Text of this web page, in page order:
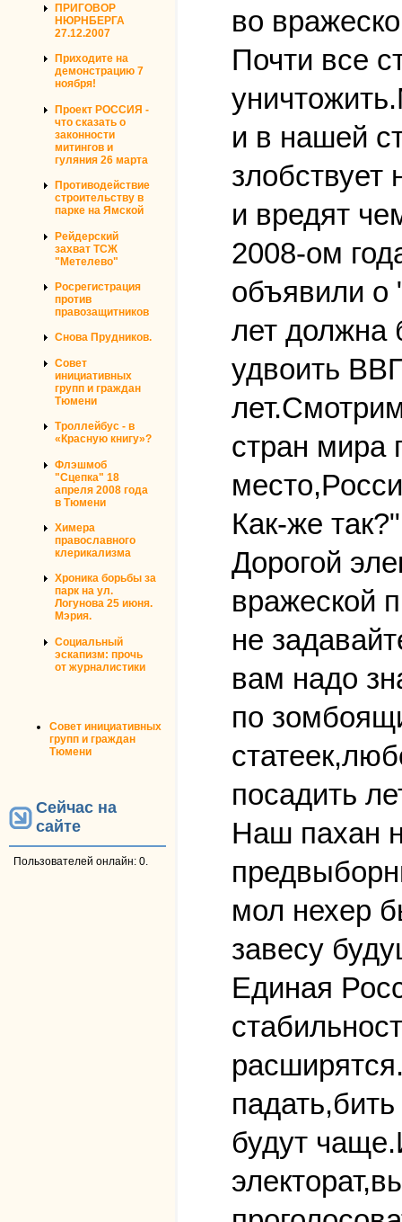
ПРИГОВОР
НЮРНБЕРГА
27.12.2007
Приходите на
демонстрацию 7
ноября!
Проект РОССИЯ -
что сказать о
законности
митингов и
гуляния 26 марта
Противодействие
строительству в
парке на Ямской
Рейдерский
захват ТСЖ
"Метелево"
Росрегистрация
против
правозащитников
Снова Прудников.
Совет
инициативных
групп и граждан
Тюмени
Троллейбус - в
«Красную книгу»?
Флэшмоб
"Сцепка" 18
апреля 2008 года
в Тюмени
Химера
православного
клерикализма
Хроника борьбы за
парк на ул.
Логунова 25 июня.
Мэрия.
Социальный
эскапизм: прочь
от журналистики
Совет инициативных
групп и граждан
Тюмени
Сейчас на
сайте
Пользователей онлайн: 0.
во
Почти все
и в нашей
злобствует
и вредят
2008-ом
объявили о
лет должна
удвоить
стран мира
Как-же так?"
Дорогой
вражеской
не
вам надо
по
посадить
Наш пахан
мол нехер
завесу
Единая
будут